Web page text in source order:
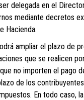
delegada en el
mediante decretos
Hacienda.
ampliar el plazo de
que se realicen
no importen el pago
de los
En todo caso,